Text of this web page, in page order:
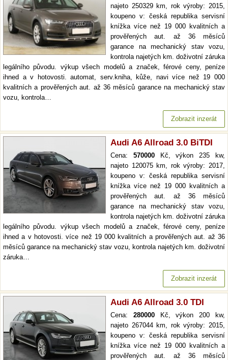
najeto 250329 km, rok výroby: 2015,
koupeno v: česká republika servisní
knížka více než 19 000 kvalitních a
prověřených aut. až 36 měsíců
garance na mechanický stav vozu,
kontrola najetých km. doživotní záruka
legálního původu. výkup všech modelů a značek, férové ceny, peníze
ihned a v hotovosti. automat, serv.kniha, kůže, navi více než 19 000
kvalitních a prověřených aut. až 36 měsíců garance na mechanický stav
vozu, kontrola…
Zobrazit inzerát
Audi A6 Allroad 3.0 BiTDI
Cena: 570000Kč, výkon 235 kw,
najeto 120075 km, rok výroby: 2017,
koupeno v: česká republika servisní
knížka více než 19 000 kvalitních a
prověřených aut. až 36 měsíců
garance na mechanický stav vozu,
kontrola najetých km. doživotní záruka
legálního původu. výkup všech modelů a značek, férové ceny, peníze
ihned a v hotovosti. více než 19 000 kvalitních a prověřených aut. až 36
měsíců garance na mechanický stav vozu, kontrola najetých km. doživotní
záruka…
Zobrazit inzerát
Audi A6 Allroad 3.0 TDI
Cena: 280000Kč, výkon 200 kw,
najeto 267044 km, rok výroby: 2015,
koupeno v: česká republika servisní
knížka více než 19 000 kvalitních a
prověřených aut. až 36 měsíců